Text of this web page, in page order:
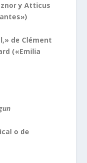
y Atticus
de Clément
(«Emilia
o de